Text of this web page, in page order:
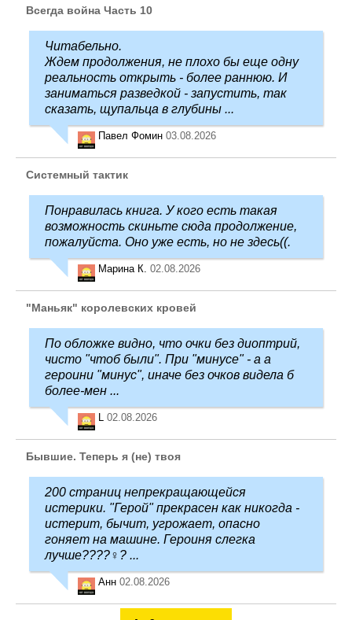
Всегда война Часть 10
Читабельно.
Ждем продолжения, не плохо бы еще одну
реальность открыть - более раннюю. И
заниматься разведкой - запустить, так
сказать, щупальца в глубины ...
Павел Фомин 03.08.2026
Системный тактик
Понравилась книга. У кого есть такая
возможность скиньте сюда продолжение,
пожалуйста. Оно уже есть, но не здесь((.
Марина К. 02.08.2026
"Маньяк" королевских кровей
По обложке видно, что очки без диоптрий,
чисто "чтоб были". При "минусе" - а а
героини "минус", иначе без очков видела б
более-мен ...
L 02.08.2026
Бывшие. Теперь я (не) твоя
200 страниц непрекращающейся
истерики. "Герой" прекрасен как никогда -
истерит, бычит, угрожает, опасно
гоняет на машине. Героиня слегка
лучше????‍♀️? ...
Анн 02.08.2026